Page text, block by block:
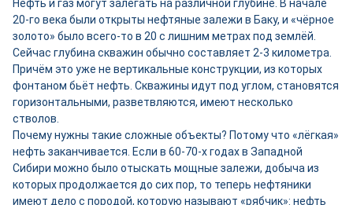
Нефть и газ могут залегать на различной глубине. В начале
20-го века были открыты нефтяные залежи в Баку, и «чёрное
золото» было всего-то в 20 с лишним метрах под землёй.
Сейчас глубина скважин обычно составляет 2-3 километра.
Причём это уже не вертикальные конструкции, из которых
фонтаном бьёт нефть. Скважины идут под углом, становятся
горизонтальными, разветвляются, имеют несколько
стволов.
Почему нужны такие сложные объекты? Потому что «лёгкая»
нефть заканчивается. Если в 60-70-х годах в Западной
Сибири можно было отыскать мощные залежи, добыча из
которых продолжается до сих пор, то теперь нефтяники
имеют дело с породой, которую называют «рябчик»: нефть